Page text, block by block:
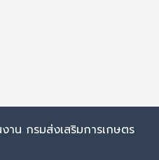
น กรมส่งเสริมการเกษตร